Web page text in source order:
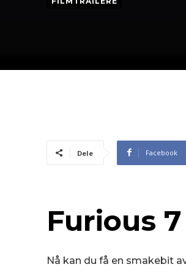
Dele Facebook
Furious 7
Nå kan du få en smakebit